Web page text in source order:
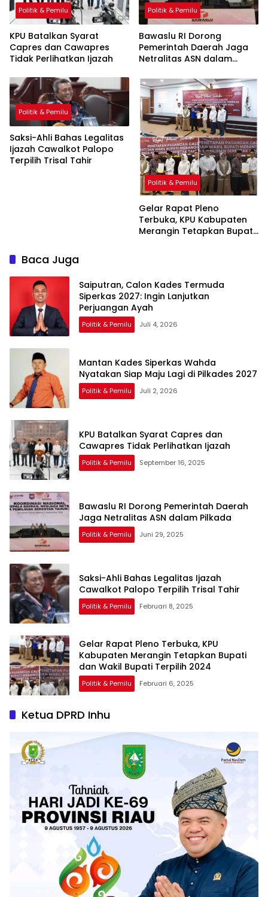
Politik & Pemilu
KPU Batalkan Syarat
Capres dan Cawapres
Tidak Perlihatkan Ijazah
Politik & Pemilu
Bawaslu RI Dorong
Pemerintah Daerah Jaga
Netralitas ASN dalam
Politik & Pemilu
Saksi-Ahli Bahas Legalitas
Ijazah Cawalkot Palopo
Terpilih Trisal Tahir
Politik & Pemilu
Gelar Rapat Pleno
Terbuka, KPU Kabupaten
Merangin Tetapkan Bupati
Baca Juga
Saiputran, Calon Kades Termuda
Siperkas 2027: Ingin Lanjutkan
Perjuangan Ayah
Politik & Pemilu Juli 4, 2026
Mantan Kades Siperkas Wahda
Nyatakan Siap Maju Lagi di Pilkades 2027
Politik & Pemilu Juli 2, 2026
KPU Batalkan Syarat Capres dan
Cawapres Tidak Perlihatkan Ijazah
Politik & Pemilu September 16, 2025
Bawaslu RI Dorong Pemerintah Daerah
Jaga Netralitas ASN dalam Pilkada
Politik & Pemilu Juni 29, 2025
Saksi-Ahli Bahas Legalitas Ijazah
Cawalkot Palopo Terpilih Trisal Tahir
Politik & Pemilu Februari 8, 2025
Gelar Rapat Pleno Terbuka, KPU
Kabupaten Merangin Tetapkan Bupati
dan Wakil Bupati Terpilih 2024
Politik & Pemilu Februari 6, 2025
Ketua DPRD Inhu